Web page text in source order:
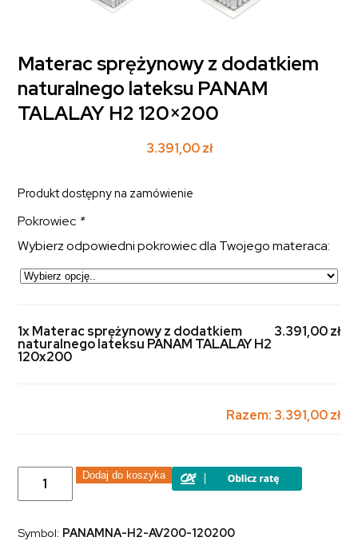
Materac sprężynowy z dodatkiem
naturalnego lateksu PANAM
TALALAY H2 120×200
3.391,00zł
Produkt dostępny na zamówienie
Pokrowiec *
Wybierz odpowiedni pokrowiec dla Twojego materaca:
1x Materac sprężynowy z dodatkiem
naturalnego lateksu PANAM TALALAY H2
120x200
3.391,00 zł
Razem: 3.391,00 zł
ilość
Materac
sprężynowy
naturalnego
Dodaj do koszyka
Symbol: PANAMNA-H2-AV200-120200